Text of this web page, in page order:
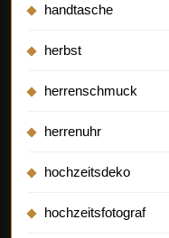
handtasche
herbst
herrenschmuck
herrenuhr
hochzeitsdeko
hochzeitsfotograf